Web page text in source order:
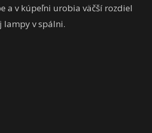
a v kúpeľni urobia väčší rozdiel
lampy v spálni.